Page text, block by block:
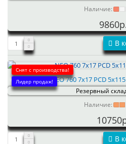
Наличие:
В
Снят с производства!
Лидер продаж!NEO 760 7x17 PCD
Резервный
Наличие:
В